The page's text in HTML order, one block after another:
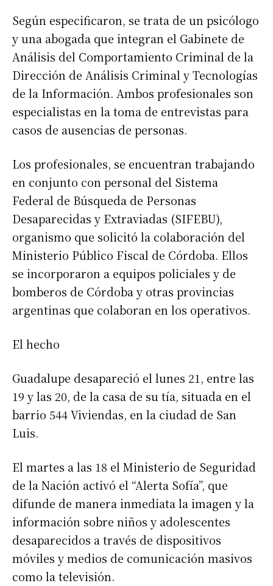
Según especificaron, se trata de un psicólogo
y una abogada que integran el Gabinete de
Análisis del Comportamiento Criminal de la
Dirección de Análisis Criminal y Tecnologías
de la Información. Ambos profesionales son
especialistas en la toma de entrevistas para
casos de ausencias de personas.
Los profesionales, se encuentran trabajando
en conjunto con personal del Sistema
Federal de Búsqueda de Personas
Desaparecidas y Extraviadas (SIFEBU),
organismo que solicitó la colaboración del
Ministerio Público Fiscal de Córdoba. Ellos
se incorporaron a equipos policiales y de
bomberos de Córdoba y otras provincias
argentinas que colaboran en los operativos.
El hecho
Guadalupe desapareció el lunes 21, entre las
19 y las 20, de la casa de su tía, situada en el
barrio 544 Viviendas, en la ciudad de San
Luis.
El martes a las 18 el Ministerio de Seguridad
de la Nación activó el “Alerta Sofía”, que
difunde de manera inmediata la imagen y la
información sobre niños y adolescentes
desaparecidos a través de dispositivos
móviles y medios de comunicación masivos
como la televisión.